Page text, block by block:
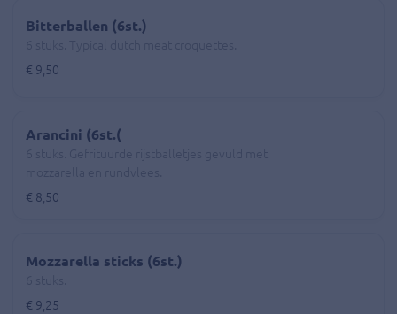
Bitterballen (6st.)
€ 9,50
Arancini (6st.(
€ 8,50
Mozzarella sticks (6st.)
€ 9,25